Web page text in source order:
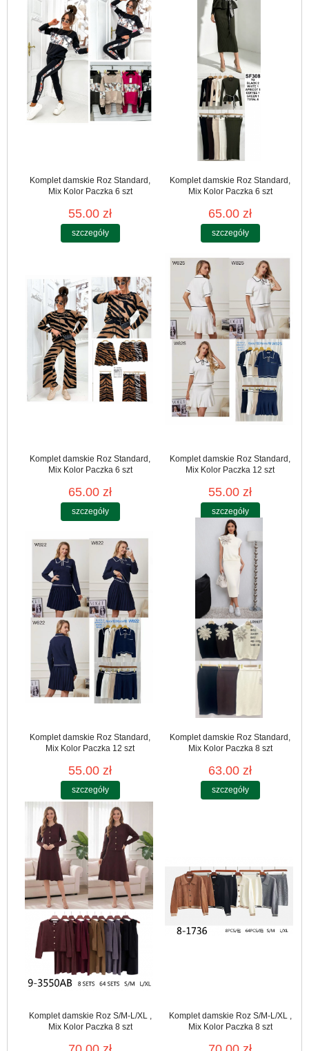
Komplet damskie Roz Standard,
Mix Kolor Paczka 6 szt
55.00 zł
szczegóły
Komplet damskie Roz Standard,
Mix Kolor Paczka 6 szt
65.00 zł
szczegóły
Komplet damskie Roz Standard,
Mix Kolor Paczka 6 szt
65.00 zł
szczegóły
Komplet damskie Roz Standard,
Mix Kolor Paczka 12 szt
55.00 zł
szczegóły
Komplet damskie Roz Standard,
Mix Kolor Paczka 12 szt
55.00 zł
szczegóły
Komplet damskie Roz Standard,
Mix Kolor Paczka 8 szt
63.00 zł
szczegóły
Komplet damskie Roz S/M-L/XL ,
Mix Kolor Paczka 8 szt
Komplet damskie Roz S/M-L/XL ,
Mix Kolor Paczka 8 szt